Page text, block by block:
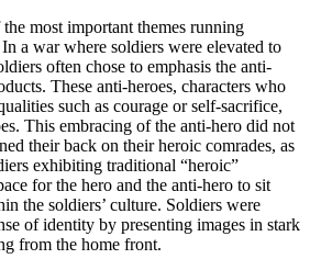
most important themes running
a war where soldiers were elevated to
often chose to emphasis the anti-
These anti-heroes, characters who
such as courage or self-sacrifice,
This embracing of the anti-hero did not
their back on their heroic comrades, as
exhibiting traditional “heroic”
for the hero and the anti-hero to sit
the soldiers’ culture. Soldiers were
of identity by presenting images in stark
from the home front.